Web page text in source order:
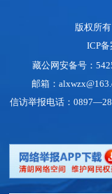
版权所
ICP
藏公网安备号：
邮箱：
信访举报电话：